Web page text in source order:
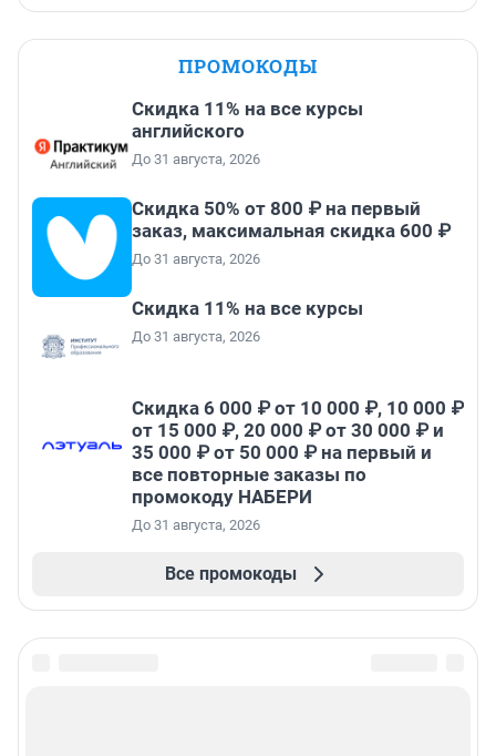
ПРОМОКОДЫ
Скидка 11% на все курсы
английского
До 31 августа, 2026
Скидка 50% от 800 ₽ на первый
заказ, максимальная скидка 600 ₽
До 31 августа, 2026
Скидка 11% на все курсы
До 31 августа, 2026
Скидка 6 000 ₽ от 10 000 ₽, 10 000 ₽
от 15 000 ₽, 20 000 ₽ от 30 000 ₽ и
35 000 ₽ от 50 000 ₽ на первый и
все повторные заказы по
промокоду НАБЕРИ
До 31 августа, 2026
Все промокоды